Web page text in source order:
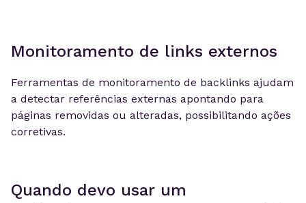
Monitoramento de links externos
Ferramentas de monitoramento de backlinks ajudam
a detectar referências externas apontando para
páginas removidas ou alteradas, possibilitando ações
corretivas.
Quando devo usar um